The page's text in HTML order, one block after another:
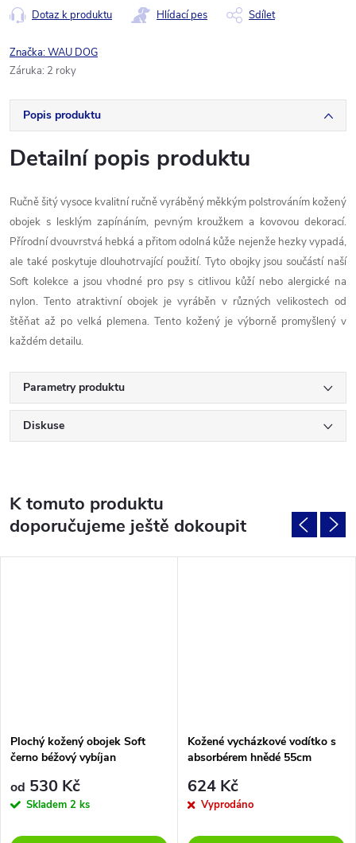
Dotaz k produktu Hlídací pes Sdílet
Značka:WAU DOG
Záruka: 2 roky
Popis produktu
Detailní popis produktu
Ručně šitývysoce kvalitní ručně vyráběný měkkým polstrováním kožený
obojek s lesklým zapínáním, pevným kroužkem a kovovou dekorací.
Přírodnídvouvrstvá hebká a přitomodolná kůže nejenže hezkyvypadá,
ale také poskytuje dlouhotrvající použití. Tyto obojky jsou součástí naší
Soft kolekce a jsou vhodné pro psy s citlivou kůží nebo alergické na
nylon. Tento atraktivní obojek je vyráběn v různých velikostech od
štěňat až po velká plemena. Tento kožený je výborně promyšlený v
každém detailu.
Parametry produktu
Diskuse
K tomuto produktu
doporučujeme ještě dokoupit
Plochý kožený obojek Soft
černo béžový vybíjan
od 530 Kč
Skladem 2 ks
Kožené vycházkové vodítko s
absorbérem hnědé 55cm
624 Kč
Vyprodáno